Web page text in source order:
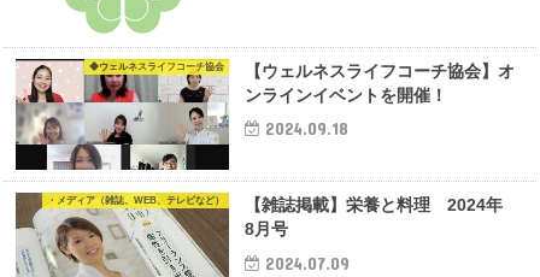
◆ウェルネスライフコーチ協会
【ウェルネスライフコーチ協会】オ
ンラインイベントを開催！
2024.09.18
・メディア（雑誌、WEB、テレビなど）
【雑誌掲載】栄養と料理 2024年
8月号
2024.07.09